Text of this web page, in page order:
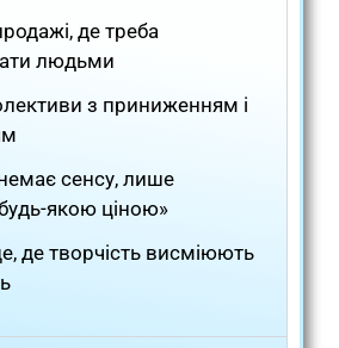
де треба
людьми
з приниженням і
сенсу, лише
якою ціною»
де творчість висміюють